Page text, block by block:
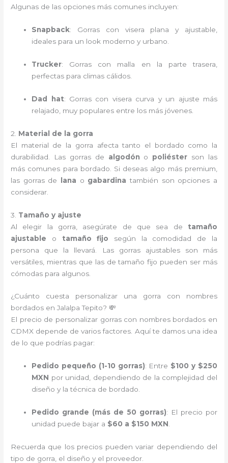
Algunas de las opciones más comunes incluyen:
Snapback: Gorras con visera plana y ajustable,
ideales para un look moderno y urbano.
Trucker: Gorras con malla en la parte trasera,
perfectas para climas cálidos.
Dad hat: Gorras con visera curva y un ajuste más
relajado, muy populares entre los más jóvenes.
2. Material de la gorra
El material de la gorra afecta tanto el bordado como la
durabilidad. Las gorras de algodón o poliéster son las
más comunes para bordado. Si deseas algo más premium,
las gorras de
lana o gabardina también son opciones a
considerar.
3. Tamaño y ajuste
Al elegir la gorra, asegúrate de que sea de tamaño
ajustable o tamaño fijo según la comodidad de la
persona que la llevará. Las gorras ajustables son más
versátiles, mientras que las de tamaño fijo pueden ser más
cómodas para algunos.
¿Cuánto cuesta personalizar una gorra con nombres
bordados en Jalalpa Tepito? 💸
El precio de personalizar gorras con nombres bordados en
CDMX depende de varios factores. Aquí te damos una idea
de lo que podrías pagar:
Pedido pequeño (1-10 gorras): Entre $100 y $250
MXN por unidad, dependiendo de la complejidad del
diseño y la técnica de bordado.
Pedido grande (más de 50 gorras): El precio por
unidad puede bajar a $60 a $150 MXN
Recuerda que los precios pueden variar dependiendo del
tipo de gorra, el diseño y el proveedor.